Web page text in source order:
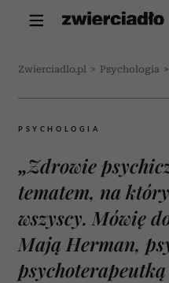
Zwierciadlo.pl > Psychologia >
PSYCHOLOGIA
„Zdrowie
tematem, na
wszyscy. Mówię
Mają Herman,
psychoterapeutką